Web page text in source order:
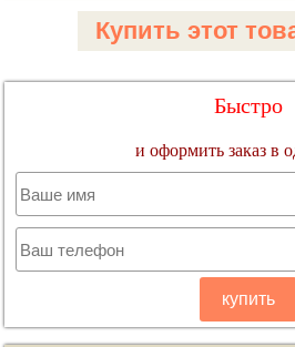
Купить этот
Быстро
и оформить заказ в
купить